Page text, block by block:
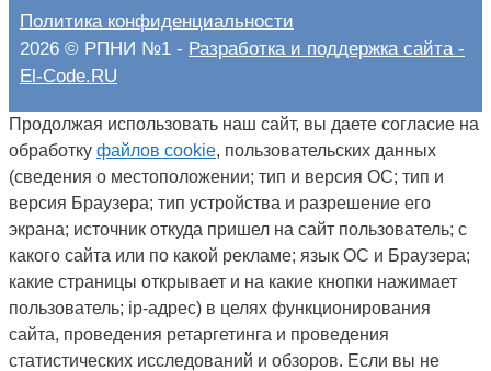
Политика конфиденциальности
2026 © РПНИ №1 - Разработка и поддержка сайта -
El-Code.RU
Продолжая использовать наш сайт, вы даете согласие на
обработку файлов cookie, пользовательских данных
(сведения о местоположении; тип и версия ОС; тип и
версия Браузера; тип устройства и разрешение его
экрана; источник откуда пришел на сайт пользователь; с
какого сайта или по какой рекламе; язык ОС и Браузера;
какие страницы открывает и на какие кнопки нажимает
пользователь; ip-адрес) в целях функционирования
сайта, проведения ретаргетинга и проведения
статистических исследований и обзоров. Если вы не